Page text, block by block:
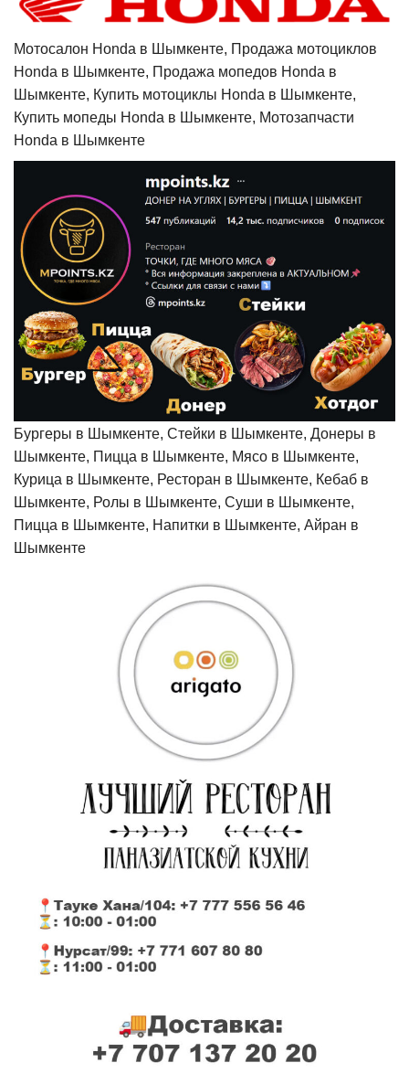
Мотосалон Honda в Шымкенте, Продажа мотоциклов
Honda в Шымкенте, Продажа мопедов Honda в
Шымкенте, Купить мотоциклы Honda в Шымкенте,
Купить мопеды Honda в Шымкенте, Мотозапчасти
Honda в Шымкенте
Бургеры в Шымкенте, Стейки в Шымкенте, Донеры в
Шымкенте, Пицца в Шымкенте, Мясо в Шымкенте,
Курица в Шымкенте, Ресторан в Шымкенте, Кебаб в
Шымкенте, Ролы в Шымкенте, Суши в Шымкенте,
Пицца в Шымкенте, Напитки в Шымкенте, Айран в
Шымкенте